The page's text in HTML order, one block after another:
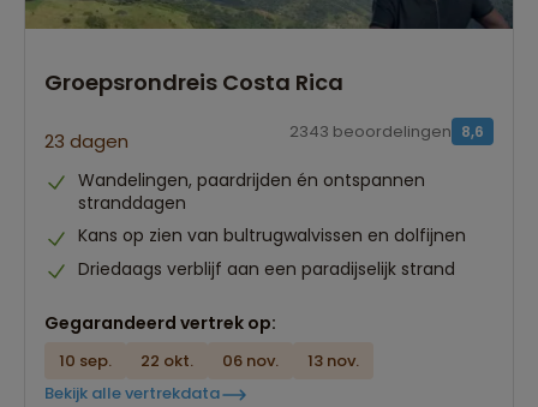
Groepsrondreis Costa Rica
23 dagen 8,6
2343 beoordelingen
Wandelingen, paardrijden én ontspannen
stranddagen
Kans op zien van bultrugwalvissen en dolfijnen
Driedaags verblijf aan een paradijselijk strand
Gegarandeerd vertrek op:
10 sep. 22 okt. 06 nov.
13 nov.
Bekijk alle vertrekdata